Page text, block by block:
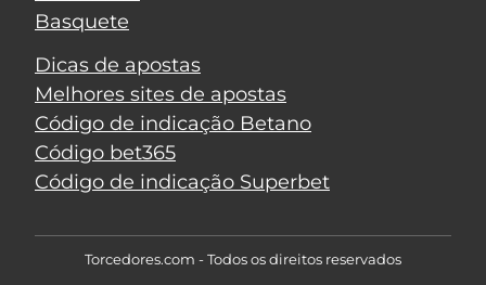
Basquete
Dicas de apostas
Melhores sites de apostas
Código de indicação Betano
Código bet365
Código de indicação Superbet
Torcedores.com - Todos os direitos reservados